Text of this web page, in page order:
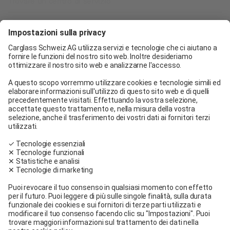
Carglass® Pratteln
Carglass® Berna
Carglass® Winterthur
Carglass® Oftringen
Carglass® Volketswil
Contatto
Carglass® vicino a me
Facebook
Youtube
Linkedin
Condizioni Generali
Informazioni legali
Condizioni di utilizzo
Condizioni generali di servizio e di vendita